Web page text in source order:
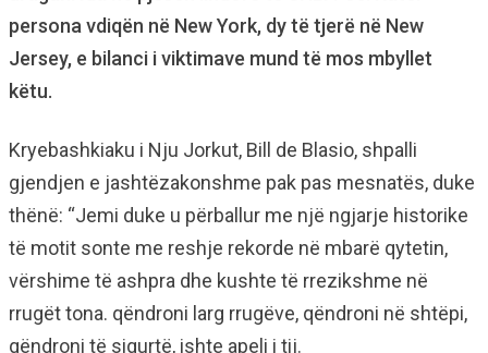
persona vdiqën në New York, dy të tjerë në New
Jersey, e bilanci i viktimave mund të mos mbyllet
këtu.
Kryebashkiaku i Nju Jorkut, Bill de Blasio, shpalli
gjendjen e jashtëzakonshme pak pas mesnatës, duke
thënë: “Jemi duke u përballur me një ngjarje historike
të motit sonte me reshje rekorde në mbarë qytetin,
vërshime të ashpra dhe kushte të rrezikshme në
rrugët tona. qëndroni larg rrugëve, qëndroni në shtëpi,
qëndroni të sigurtë, ishte apeli i tij.